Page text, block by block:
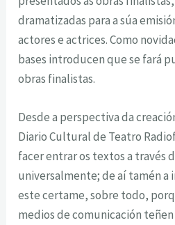
dramatizadas para a súa
actores e actrices. Como
bases introducen que se fará
obras finalistas.
Desde a perspectiva da
Diario Cultural de Teatro
facer entrar os textos a través
universalmente; de aí tamén a
este certame, sobre todo,
medios de comunicación